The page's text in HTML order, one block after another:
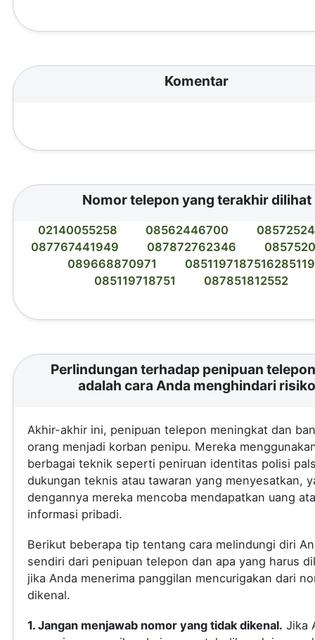
Komentar
Nomor telepon yang terakhir dilihat
02140055258 08562446700
087767441949
087872762346
089668870971
0851197187516285119
085119718751
087851812552
Perlindungan terhadap penipuan
adalah cara Anda menghindari risiko
Akhir-akhir ini, penipuan telepon meningkat dan
orang menjadi korban penipu. Mereka
berbagai teknik seperti peniruan identitas polisi
dukungan teknis atau tawaran yang menyesatkan,
dengannya mereka mencoba mendapatkan uang
informasi pribadi.
Berikut beberapa tip tentang cara melindungi diri
sendiri dari penipuan telepon dan apa yang harus
jika Anda menerima panggilan mencurigakan dari
dikenal.
1. Jangan menjawab nomor yang tidak dikenal. Jika